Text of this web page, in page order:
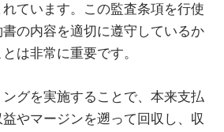
ています。この監査条項を行使
の内容を適切に遵守しているか
は非常に重要です。
グを実施することで、本来支払
やマージンを遡って回収し、収